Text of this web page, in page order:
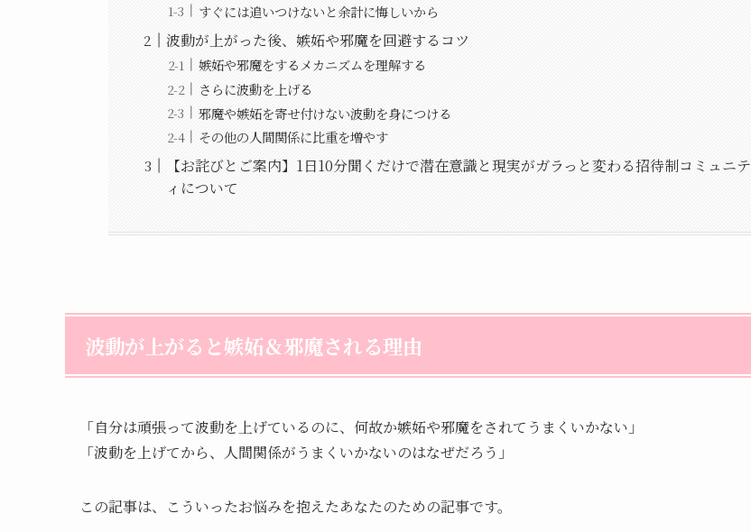
すぐには追いつけないと余計に悔しいから
波動が上がった後、嫉妬や邪魔を回避するコツ
嫉妬や邪魔をするメカニズムを理解する
さらに波動を上げる
邪魔や嫉妬を寄せ付けない波動を身につける
その他の人間関係に比重を増やす
【お詫びとご案内】1日10分聞くだけで潜在意識と現実がガラっと変わる招待制コミュニテ
ィについて
波動が上がると嫉妬＆邪魔される理由
「自分は頑張って波動を上げているのに、何故か嫉妬や邪魔をされてうまくいかない」
「波動を上げてから、人間関係がうまくいかないのはなぜだろう」
この記事は、こういったお悩みを抱えたあなたのための記事です。